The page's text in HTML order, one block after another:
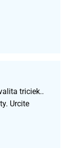
triciek..
Urcite